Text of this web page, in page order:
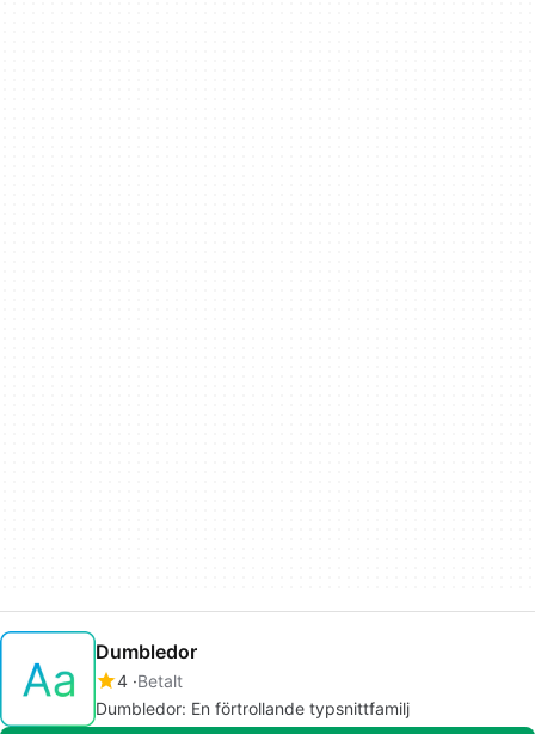
Dumbledor
4 Betalt
Dumbledor: En förtrollande typsnittfamilj